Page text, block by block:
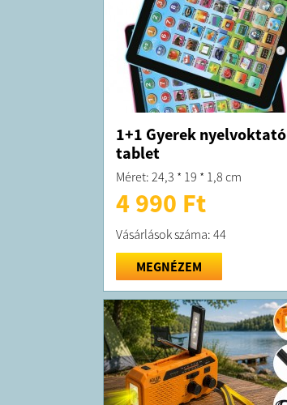
1+1 Gyerek nyelvoktató
tablet
Méret: 24,3 * 19 * 1,8 cm
4 990 Ft
Vásárlások száma: 44
MEGNÉZEM